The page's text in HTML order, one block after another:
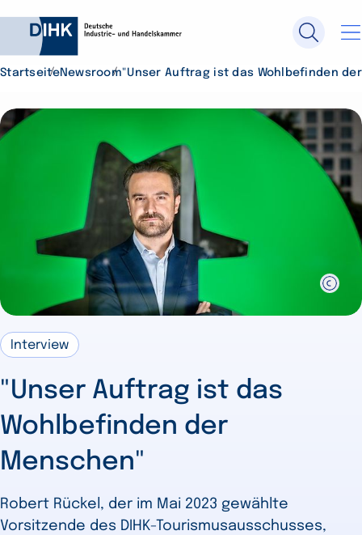
StartseiteNewsroom"Unser Auftrag ist das Wohlbefinden
Interview
"Unser Auftrag ist das
Wohlbefinden der
Menschen"
Robert Rückel, der im Mai 2023 gewählte
Vorsitzende des DIHK-Tourismusausschusses,